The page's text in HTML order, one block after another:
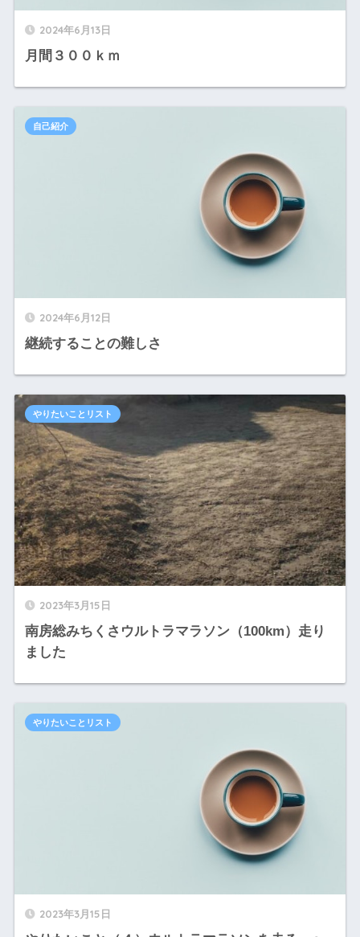
2024年6月13日
月間３００ｋｍ
2024年6月12日
継続することの難しさ
自己紹介
2023年3月15日
南房総みちくさウルトラマラソン（100km）走り
ました
やりたいことリスト
2023年3月15日
やりたいことリスト